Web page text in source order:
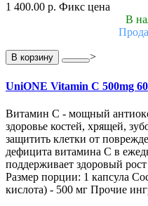
1 400.00 р. Фикс цена
В
В корзину >
UniONE Vitamin С 500mg
Витамин С - мощный
здоровье костей, хрящей,
защитить клетки от
дефицита витамина С в
поддерживает здоровый
Размер порции: 1 капсула
кислота) - 500 мг Прочие